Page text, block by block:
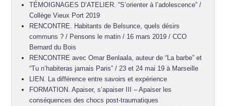
TÉMOIGNAGES D’ATELIER. “S’orienter à l’adolescence” /
Collège Vieux Port 2019
RENCONTRE. Habitants de Belsunce, quels désirs
communs ? / Pensons le matin / 16 mars 2019 / CCO
Bernard du Bois
RENCONTRE avec Omar Benlaala, auteur de “La barbe” et
“Tu n’habiteras jamais Paris” / 23 et 24 mai 19 à Marseille
LIEN. La différence entre savoirs et expérience
FORMATION. Apaiser, s’apaiser III – Apaiser les
conséquences des chocs post-traumatiques